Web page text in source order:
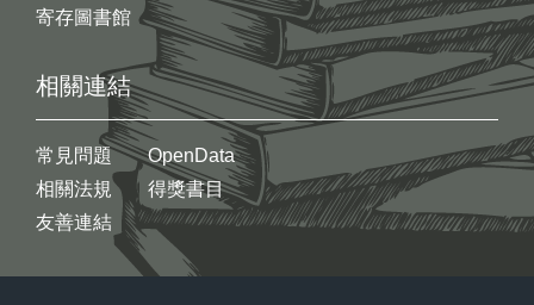
寄存圖書館
相關連結
常見問題
相關法規
友善連結
OpenData
得獎書目